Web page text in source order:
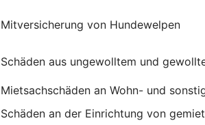
Mitversicherung von Hundewelpen
Schäden aus ungewolltem und
Mietsachschäden an Wohn- und
Schäden an der Einrichtung von